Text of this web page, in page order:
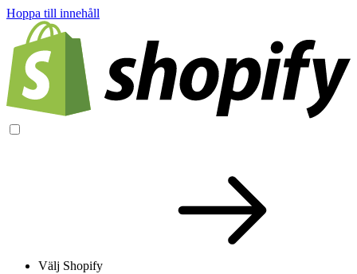
Hoppa till innehåll
Välj Shopify